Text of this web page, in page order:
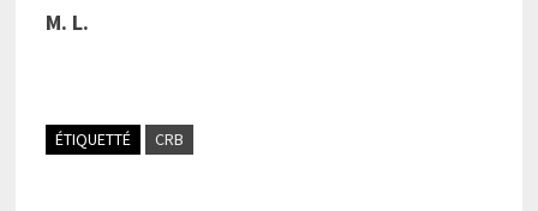
M. L.
ÉTIQUETTÉ CRB